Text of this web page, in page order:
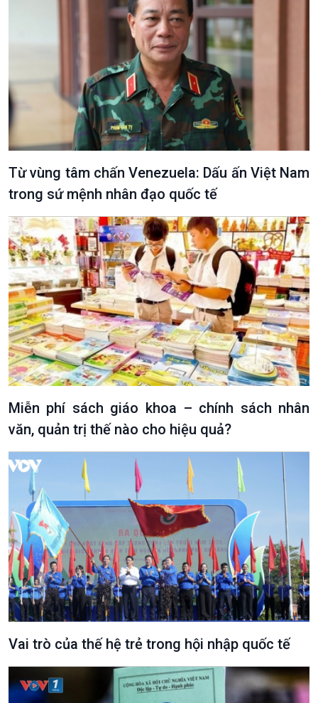
Văn hoá & Du lịch
Tin Văn hoá & Du lịch
Chát với người nổi tiếng
Câu chuyện Thể thao
Multimedia
Ảnh
Video
Infographic
Từ vùng tâm chấn Venezuela: Dấu ấn Việt Nam
trong sứ mệnh nhân đạo quốc tế
Miễn phí sách giáo khoa – chính sách nhân
văn, quản trị thế nào cho hiệu quả?
Vai trò của thế hệ trẻ trong hội nhập quốc tế